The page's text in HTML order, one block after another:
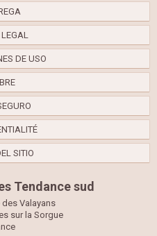
DE USO
SITIO
Tendance sud
des Valayans
sur la Sorgue